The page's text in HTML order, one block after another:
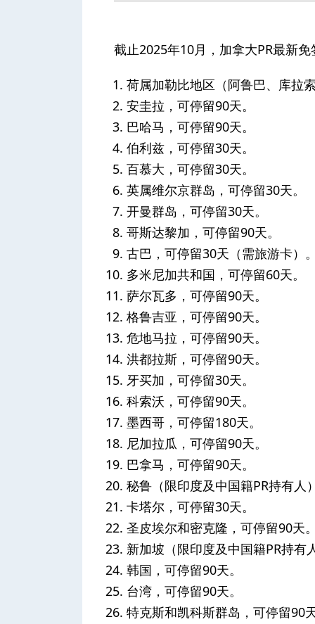
截止2025年10月，加拿大PR最新
荷属加勒比地区（阿鲁巴、库拉
安圭拉，可停留90天。
巴哈马，可停留90天。
伯利兹，可停留30天。
百慕大，可停留30天。
英属维尔京群岛，可停留30天。
开曼群岛，可停留30天。
哥斯达黎加，可停留90天。
古巴，可停留30天（需旅游卡）
多米尼加共和国，可停留60天。
萨尔瓦多，可停留90天。
格鲁吉亚，可停留90天。
危地马拉，可停留90天。
洪都拉斯，可停留90天。
牙买加，可停留30天。
科索沃，可停留90天。
墨西哥，可停留180天。
尼加拉瓜，可停留90天。
巴拿马，可停留90天。
秘鲁（限印度及中国籍PR持有人
卡塔尔，可停留30天。
圣皮埃尔和密克隆，可停留90天
新加坡（限印度及中国籍PR持有
韩国，可停留90天。
台湾，可停留90天。
特克斯和凯科斯群岛，可停留90